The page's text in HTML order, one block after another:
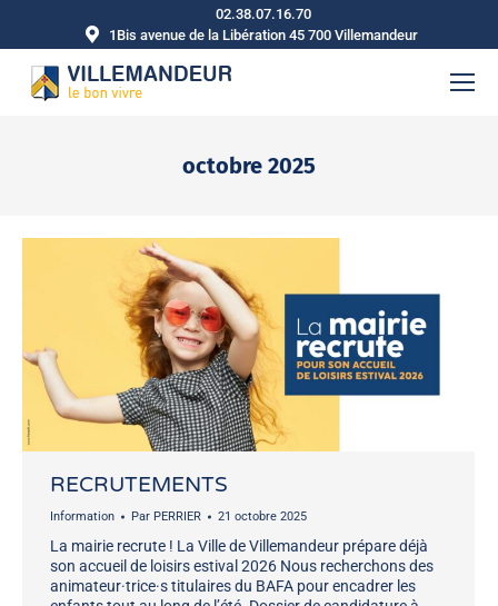
02.38.07.16.70
1Bis avenue de la Libération 45 700 Villemandeur
octobre 2025
RECRUTEMENTS
Information Par PERRIER 21 octobre 2025
La mairie recrute ! La Ville de Villemandeur prépare déjà
son accueil de loisirs estival 2026 Nous recherchons des
animateur·trice·s titulaires du BAFA pour encadrer les